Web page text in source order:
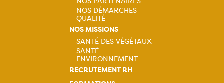
Navigation
principale
NOS DÉMARCHES
QUALITÉ
NOS MISSIONS
Navigation
SANTÉ DES VÉGÉTAUX
SANTÉ
ENVIRONNEMENT
RECRUTEMENT RH